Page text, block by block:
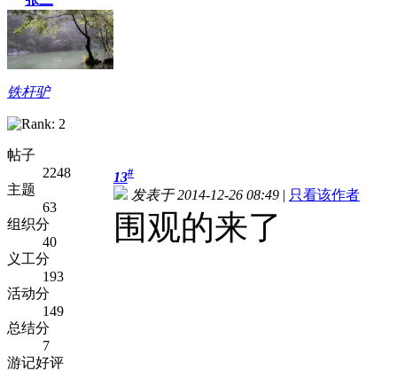
铁杆驴
帖子
2248
主题
63
组织分
40
义工分
193
活动分
149
总结分
7
游记好评
13#
发表于 2014-12-26 08:49 | 只看该作者
围观的来了